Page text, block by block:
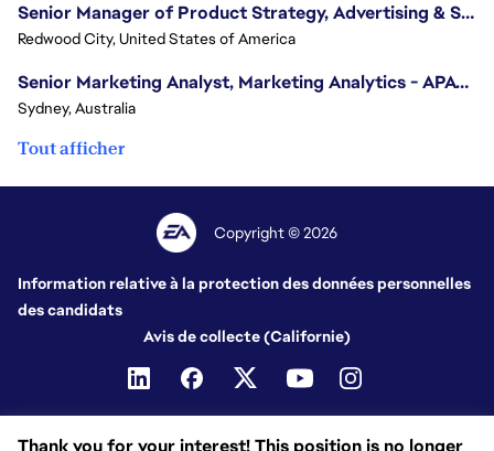
Thank you for your interest! This position is no longer
Senior Manager of Product Strategy, Advertising & Sponsorships
Redwood City, United States of America
Senior Marketing Analyst, Marketing Analytics - APAC (Sydney)
Sydney, Australia
Tout afficher
Copyright © 2026
Information relative à la protection des données personnelles
des candidats
Avis de collecte (Californie)